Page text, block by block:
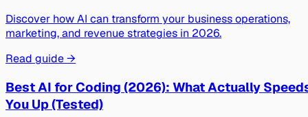
Discover how AI can transform your business operations,
marketing, and revenue strategies in 2026.
Read guide →
Best AI for Coding (2026): What Actually
You Up (Tested)